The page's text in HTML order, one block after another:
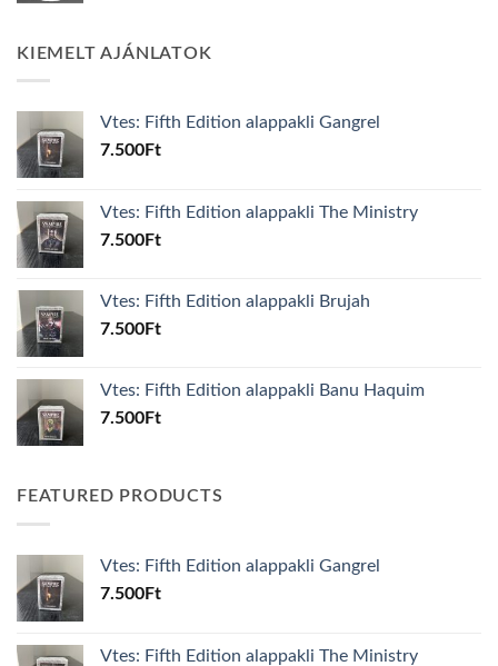
KIEMELT AJÁNLATOK
Vtes: Fifth Edition alappakli Gangrel
7.500Ft
Vtes: Fifth Edition alappakli The Ministry
7.500Ft
Vtes: Fifth Edition alappakli Brujah
7.500Ft
Vtes: Fifth Edition alappakli Banu Haquim
7.500Ft
FEATURED PRODUCTS
Vtes: Fifth Edition alappakli Gangrel
7.500Ft
Vtes: Fifth Edition alappakli The Ministry